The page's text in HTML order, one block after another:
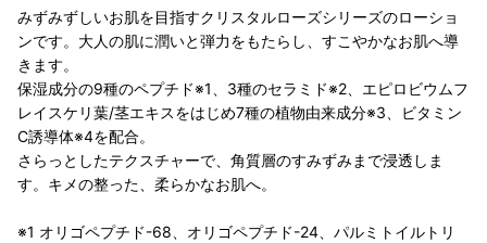
みずみずしいお肌を目指すクリスタルローズシリーズのローショ
ンです。大人の肌に潤いと弾力をもたらし、すこやかなお肌へ導
きます。
保湿成分の9種のペプチド※1、3種のセラミド※2、エピロビウムフ
レイスケリ葉/茎エキスをはじめ7種の植物由来成分※3、ビタミン
C誘導体※4を配合。
さらっとしたテクスチャーで、角質層のすみずみまで浸透しま
す。キメの整った、柔らかなお肌へ。
※1 オリゴペプチド-68、オリゴペプチド-24、パルミトイルトリ